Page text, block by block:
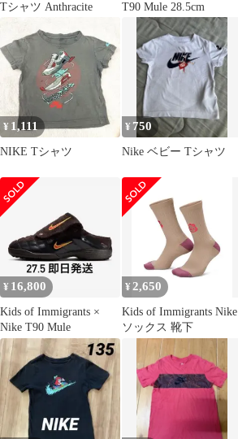
Tシャツ Anthracite
T90 Mule 28.5cm
¥ 1,111
NIKE Tシャツ
¥ 750
Nike ベビー Tシャツ
¥ 16,800
Kids of Immigrants ×
Nike T90 Mule
¥2,650
Kids of Immigrants Nike
ソックス 靴下